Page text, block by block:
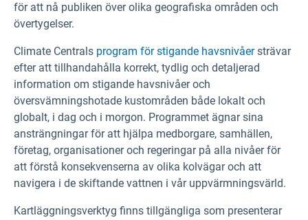
för att nå publiken över olika geografiska områden och
övertygelser.
Climate Centrals program för stigande havsnivåersträvar
efter att tillhandahålla korrekt, tydlig och detaljerad
information om stigande havsnivåer och
översvämningshotade kustområden både lokalt och
globalt, i dag och i morgon. Programmet ägnar sina
ansträngningar för att hjälpa medborgare, samhällen,
företag, organisationer och regeringar på alla nivåer för
att förstå konsekvenserna av olika kolvägar och att
navigera i de skiftande vattnen i vår uppvärmningsvärld.
Kartläggningsverktyg finns tillgängliga som presenterar